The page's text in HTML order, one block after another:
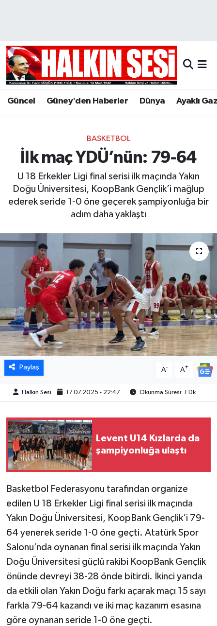
Güncel Güney'den Haberler Dünya Ayaklı
BASKETBOL
İlk maç YDÜ’nün: 79-64
U 18 Erkekler Ligi final serisi ilk maçında Yakın
Doğu Üniversitesi, KoopBank Gençlik’i mağlup
ederek seride 1-0 öne geçerek şampiyonluğa bir
adım daha yaklaştı
Paylaş A- A+
Halkın Sesi 17.07.2025 - 22:47 Okunma Süresi: 1 Dk
Levent U14 Kızlarda da
şampiyonluğa ulaştı
Basketbol Federasyonu tarafından organize
edilen U 18 Erkekler Ligi final serisi ilk maçında
Yakın Doğu Üniversitesi, KoopBank Gençlik’i 79-
64 yenerek seride 1-0 öne geçti. Atatürk Spor
Salonu’nda oynanan final serisi ilk maçında Yakın
Doğu Üniversitesi güçlü rakibi KoopBank Gençlik
önünde devreyi 38-28 önde bitirdi. İkinci yarıda
da etkili olan Yakın Doğu farkı açarak maçı 15 sayı
farkla 79-64 kazandı ve iki maç kazanım esasına
göre oynanan seride 1-0 öne geçti.
Hava Durumu
Trafik Durumu
Son Dakika Haberleri
Haber Arşivi